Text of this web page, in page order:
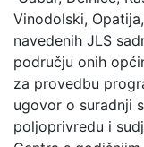
Vinodolski,
navedenih JLS
području onih
za provedbu
ugovor o suradnji
poljoprivredu i